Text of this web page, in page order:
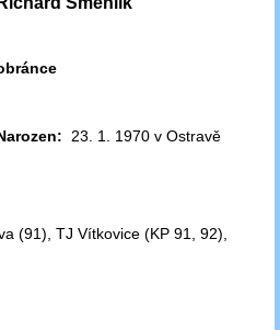
23. 1. 1970 v Ostravě
(91), TJ Vítkovice (KP 91, 92),